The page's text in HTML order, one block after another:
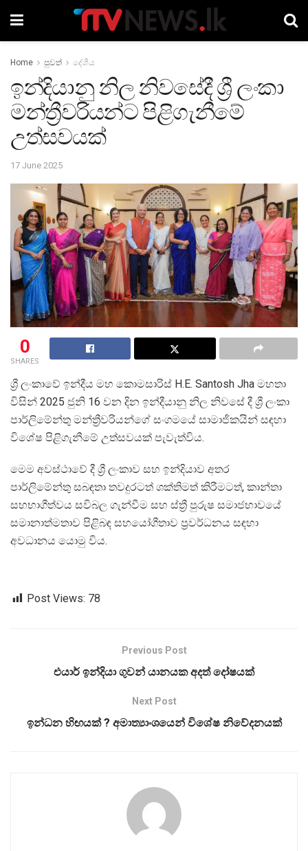
Home පුවත් දේශීය
ඉන්දියානු නිල නිවසේදී ශ්‍රී ලංකා
මන්ත්‍රීවරියන්ට පිළිගැනීමේ
උත්සවයක්
17 June 2025
0
SHARES
ශ්‍රී ලංකාවේ ඉන්දීය මහ කොමසාරිස් H.E. Santosh Jha මහතා
විසින් 2025 ජුනි 16 වන දින ඉන්දීයානු නිල නිවසේ දී ශ්‍රී ලංකා
පාර්ලිමේන්තු මන්ත්‍රීවරියන්ගේ සංගමයේ සාමාජිකයින් සඳහා
විශේෂ පිළිගැනීමේ උත්සවයක් පැවැත්විය.
මෙම අවස්ථාවේ දී ශ්‍රී ලංකාව සහ ඉන්දියාව අතර
පාර්ලිමේන්තු සබඳතා තවදුරටත් ශක්තිමත් කිරීමටත්, කාන්තා
සහභාගීත්වය සවිබල ගැන්වීම සහ ස්ත්‍රී පුරුෂ සමාජභාවයේ
සමානාත්මතාව පිළිබඳ සහයෝගීතාව ප්‍රවර්ධනය සඳහා
අවධානය යොමු විය.
Post Views: 78
Previous Post
එයාර් ඉන්දියා ගුවන් යානයක අදත් දෝෂයක්
Next Post
ඉන්ධන හිඟයක් ? අමාත්‍යාංශයෙන් විශේෂ නිවේදනයක්